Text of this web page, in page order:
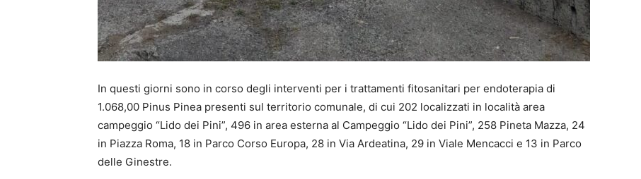
In questi giorni sono in corso degli interventi per i trattamenti fitosanitari per endoterapia di
1.068,00 Pinus Pinea presenti sul territorio comunale, di cui 202 localizzati in località area
campeggio “Lido dei Pini”, 496 in area esterna al Campeggio “Lido dei Pini”, 258 Pineta Mazza, 24
in Piazza Roma, 18 in Parco Corso Europa, 28 in Via Ardeatina, 29 in Viale Mencacci e 13 in Parco
delle Ginestre.